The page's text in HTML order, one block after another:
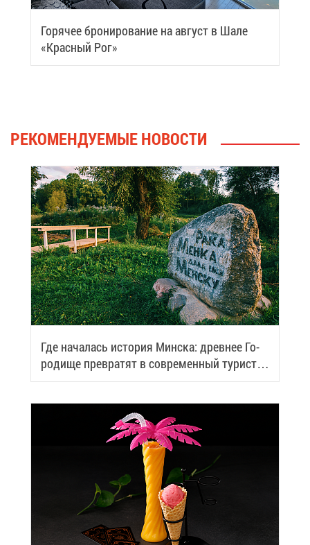
Го­ря­чее бро­ни­ро­ва­ние на ав­густ в Ша­ле
«Крас­ный Рог»
РЕ­КО­МЕН­ДУ­Е­МЫЕ НО­ВО­СТИ
Где на­ча­лась ис­то­рия Мин­ска: древ­нее Го­
ро­ди­ще пре­вра­тят в со­вре­мен­ный ту­ри­сти­
че­ский центр